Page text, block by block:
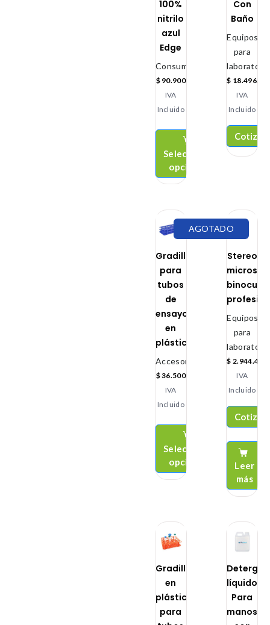
100%
nitrilo
azul
Edge
Consumibles
$90.900
IVA
Incluido
Seleccionar
opciones
Con
Baño
Equipos
para
laboratorio
$
IVA
Incluido
Cotizar
Gradillas
para
tubos
de
ensayo
en
plástico
Accesorios
$36.500
IVA
Incluido
Seleccionar
opciones
AGOTADO
Stereo
binocular
Equipos
para
laboratorio
$ 2.944.400
IVA
Incluido
Cotizar
Leer
más
Gradilla
en
plástico
para
líquidos
Para
manos